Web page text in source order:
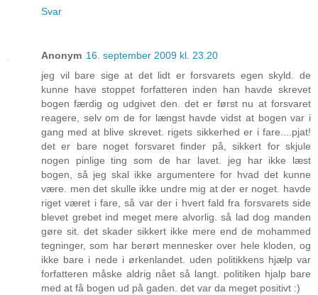
Svar
Anonym 16. september 2009 kl. 23.20
jeg vil bare sige at det lidt er forsvarets egen skyld. de
kunne have stoppet forfatteren inden han havde skrevet
bogen færdig og udgivet den. det er først nu at forsvaret
reagere, selv om de for længst havde vidst at bogen var i
gang med at blive skrevet. rigets sikkerhed er i fare....pjat!
det er bare noget forsvaret finder på, sikkert for skjule
nogen pinlige ting som de har lavet. jeg har ikke læst
bogen, så jeg skal ikke argumentere for hvad det kunne
være. men det skulle ikke undre mig at der er noget. havde
riget været i fare, så var der i hvert fald fra forsvarets side
blevet grebet ind meget mere alvorlig. så lad dog manden
gøre sit. det skader sikkert ikke mere end de mohammed
tegninger, som har berørt mennesker over hele kloden, og
ikke bare i nede i ørkenlandet. uden politikkens hjælp var
forfatteren måske aldrig nået så langt. politiken hjalp bare
med at få bogen ud på gaden. det var da meget positivt :)